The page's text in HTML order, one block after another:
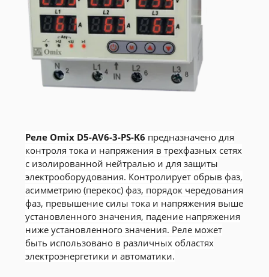
Реле Omix D5-AV6-3-PS-K6 предназначено для
контроля тока и напряжения в трехфазных сетях
с изолированной нейтралью и для защиты
электрооборудования. Контролирует обрыв фаз,
асимметрию (перекос) фаз, порядок чередования
фаз, превышение силы тока и напряжения выше
установленного значения, падение напряжения
ниже установленного значения. Реле может
быть использовано в различных областях
электроэнергетики и автоматики.